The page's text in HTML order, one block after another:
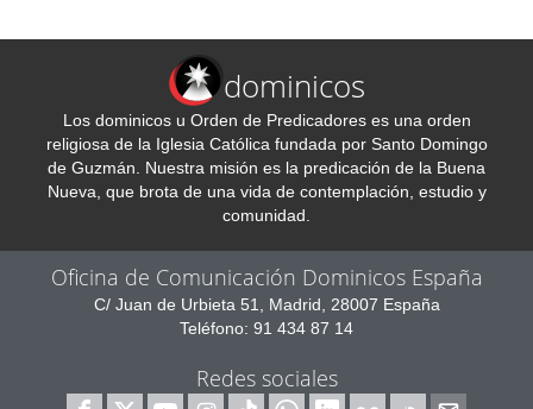
dominicos
Los dominicos u Orden de Predicadores es una orden
religiosa de la Iglesia Católica fundada por Santo Domingo
de Guzmán. Nuestra misión es la predicación de la Buena
Nueva, que brota de una vida de contemplación, estudio y
comunidad.
Oficina de Comunicación Dominicos España
C/ Juan de Urbieta 51, Madrid, 28007 España
Teléfono: 91 434 87 14
Redes sociales